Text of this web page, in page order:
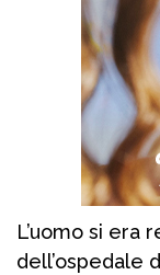
L’uomo si era
dell’ospedale